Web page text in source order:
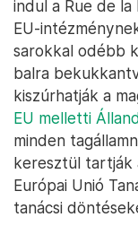
indul a Rue de
EU-
sarokkal odébb
balra
kiszúrhatják a
EU melletti
minden
keresztül tartják
Európai Unió
tanácsi